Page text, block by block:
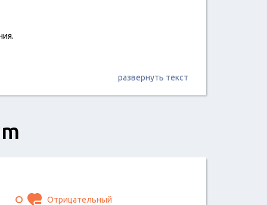
развернуть текст
Отрицательный